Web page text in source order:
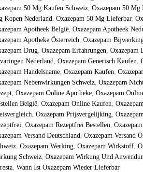
50 Mg Kaufen Schweiz,Oxazepam 50 Mg
Kopen Nederland,Oxazepam 50 Mg Lieferbar,
Apotheek België,Oxazepam Apotheek
Apotheke Österreich,Oxazepam
Drug​,Oxazepam Erfahrungen,Oxazepam
Nederland,Oxazepam Generisch Kaufen,
Handelsname,Oxazepam Kaufen,
Nebenwirkungen Schweiz,Oxazepam
,Oxazepam Online Apotheke,Oxazepam
België,Oxazepam Online Kaufen,
,Oxazepam Prijsvergelijking,
,Oxazepam Rezeptfrei Bestellen,
Versand Deutschland,Oxazepam Versand
,Oxazepam Werking,Oxazepam Wirkstoff,
Schweiz,Oxazepam Wirkung Und
,Wann Ist Oxazepam Wieder Lieferbar